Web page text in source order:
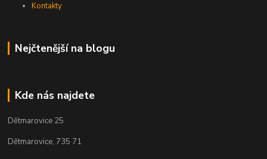
Kontakty
Nejčtenější na blogu
Kde nás najdete
Dětmarovice 25
Dětmarovice, 735 71